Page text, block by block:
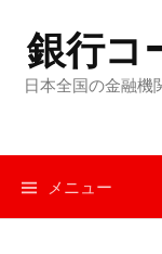
へ
キ
銀行コ
日本全国の金融機
メニュー